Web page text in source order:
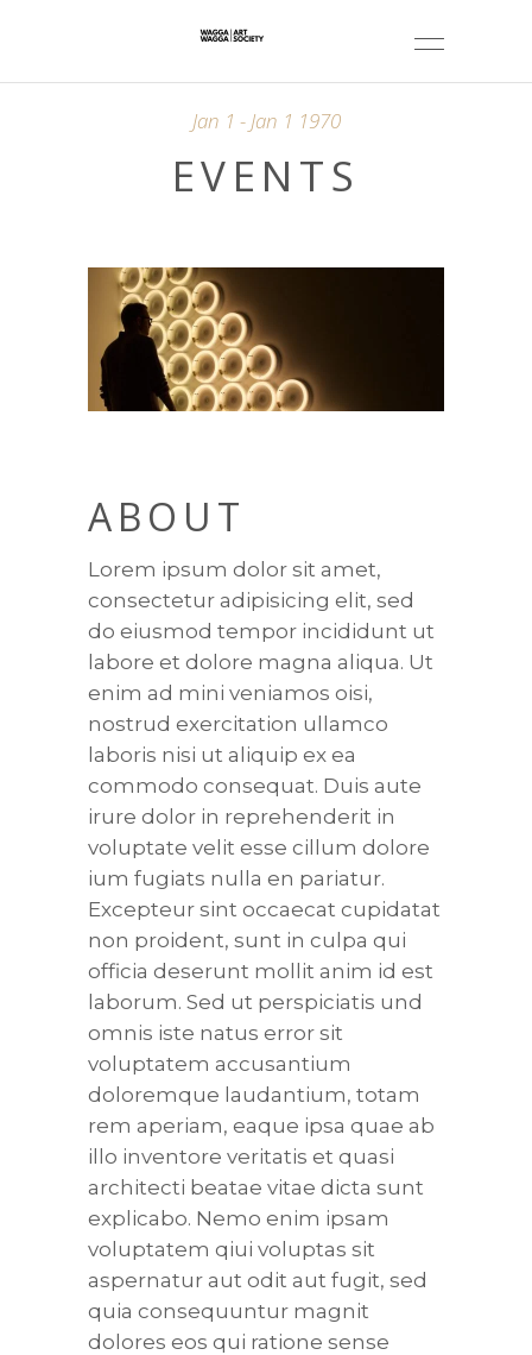
Jan 1 - Jan 1 1970
EVENTS
ABOUT
Lorem ipsum dolor sit amet,
consectetur adipisicing elit, sed
do eiusmod tempor incididunt ut
labore et dolore magna aliqua. Ut
enim ad mini veniamos oisi,
nostrud exercitation ullamco
laboris nisi ut aliquip ex ea
commodo consequat. Duis aute
irure dolor in reprehenderit in
voluptate velit esse cillum dolore
ium fugiats nulla en pariatur.
Excepteur sint occaecat cupidatat
non proident, sunt in culpa qui
officia deserunt mollit anim id est
laborum. Sed ut perspiciatis und
omnis iste natus error sit
voluptatem accusantium
doloremque laudantium, totam
rem aperiam, eaque ipsa quae ab
illo inventore veritatis et quasi
architecti beatae vitae dicta sunt
explicabo. Nemo enim ipsam
voluptatem qiui voluptas sit
aspernatur aut odit aut fugit, sed
quia consequuntur magnit
dolores eos qui ratione sense